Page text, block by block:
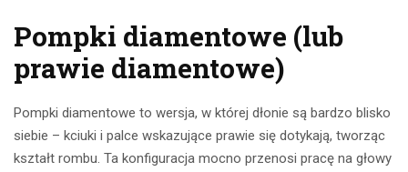
Pompki diamentowe (lub
prawie diamentowe)
Pompki diamentowe to wersja, w której dłonie są bardzo blisko
siebie – kciuki i palce wskazujące prawie się dotykają, tworząc
kształt rombu. Ta konfiguracja mocno przenosi pracę na głowy